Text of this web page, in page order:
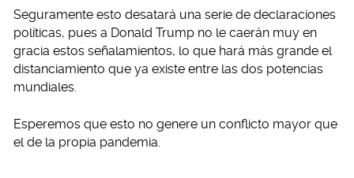
Seguramente esto desatará una serie de declaraciones
políticas, pues a Donald Trump no le caerán muy en
gracia estos señalamientos, lo que hará más grande el
distanciamiento que ya existe entre las dos potencias
mundiales.
Esperemos que esto no genere un conflicto mayor que
el de la propia pandemia.